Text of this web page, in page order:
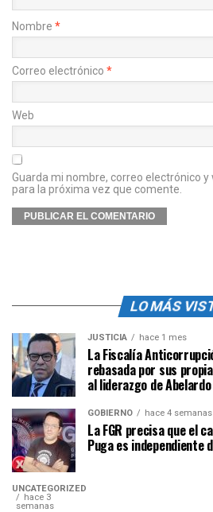
Nombre *
Correo electrónico *
Web
Guarda mi nombre, correo electrónico
para la próxima vez que comente.
LO MÁS
JUSTICIA hace 1 mes
La Fiscalía
rebasada por sus
al liderazgo de
GOBIERNO hace 4 semanas
La FGR precisa que el
Puga es independiente
UNCATEGORIZED
hace 3
semanas